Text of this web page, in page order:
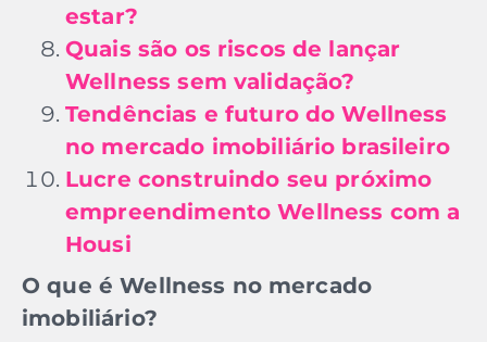
estar?
Quais são os riscos de lançar
Wellness sem validação?
Tendências e futuro do Wellness
no mercado imobiliário brasileiro
Lucre construindo seu próximo
empreendimento Wellness com a
Housi
O que é Wellness no mercado
imobiliário?